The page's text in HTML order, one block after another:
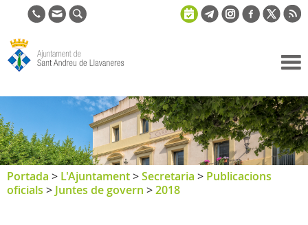
de Sant
Andreu de
Llavaneres
Portada > L'Ajuntament>Secretaria > Publicacions
oficials > Juntes de govern >2018